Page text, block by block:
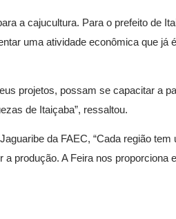
a cajucultura. Para o prefeito de
uma atividade econômica que já
projetos, possam se capacitar a
de Itaiçaba”, ressaltou.
da FAEC, “Cada região tem
produção. A Feira nos proporciona